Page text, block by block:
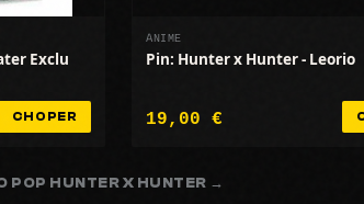
Exclu
CHOPER
ANIME
Pin: Hunter x Hunter - Leorio
19,00 €
POP HUNTER X HUNTER →